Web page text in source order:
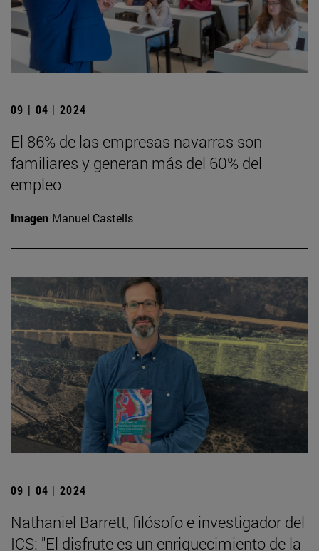
09 | 04 | 2024
El 86% de las empresas navarras son
familiares y generan más del 60% del
empleo
Imagen Manuel Castells
09 | 04 | 2024
Nathaniel Barrett, filósofo e investigador del
ICS: "El disfrute es un enriquecimiento de la